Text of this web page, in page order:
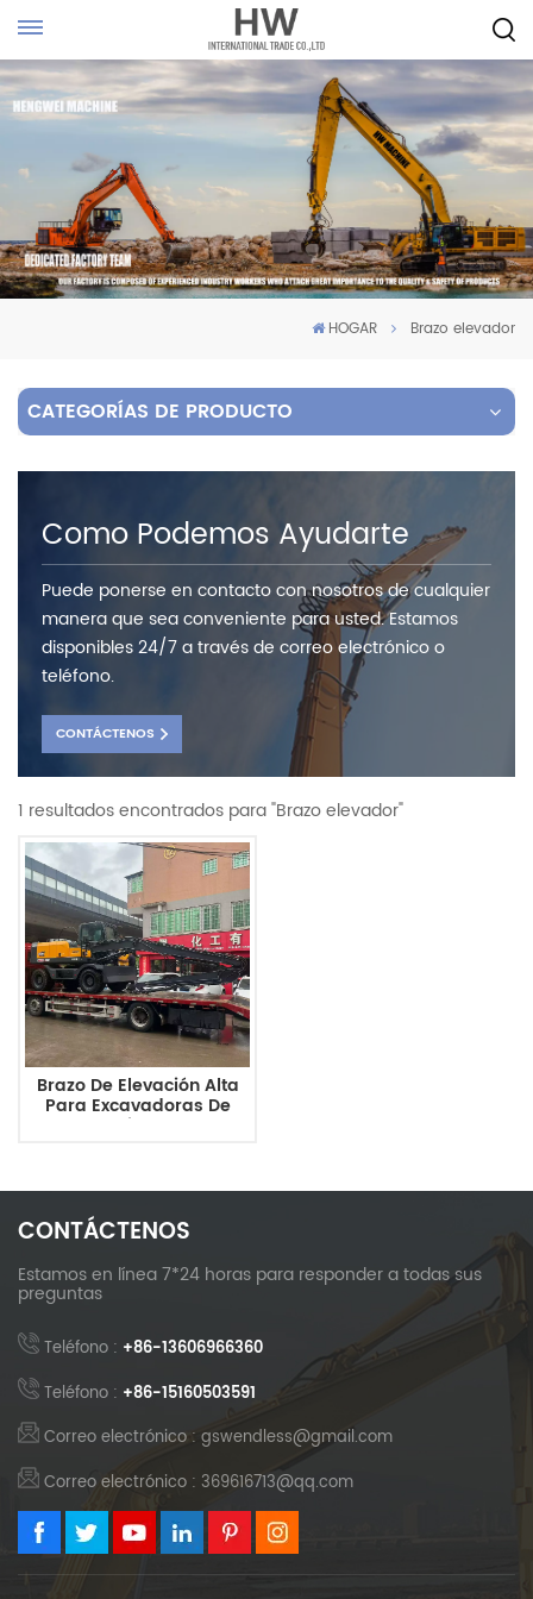
HOGAR Brazo elevador
CATEGORÍAS DE PRODUCTO
Como Podemos Ayudarte
Puede ponerse en contacto con nosotros de cualquier
manera que sea conveniente para usted. Estamos
disponibles 24/7 a través de correo electrónico o
teléfono.
CONTÁCTENOS
1 resultados encontrados para "Brazo elevador"
Brazo De Elevación Alta
Para Excavadoras De
Ruedas Xinyuan C120
CONTÁCTENOS
Estamos en línea 7*24 horas para responder a todas sus
preguntas
Teléfono : +86-13606966360
Teléfono : +86-15160503591
Correo electrónico : gswendless@gmail.com
Correo electrónico : 369616713@qq.com